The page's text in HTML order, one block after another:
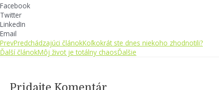
Facebook
Twitter
LinkedIn
Email
PrevPredchádzajúci článokKoľkokrát ste dnes niekoho zhodnotili?
Ďalší článokMôj život je totálny chaosĎalšie
Pridajte Komentár